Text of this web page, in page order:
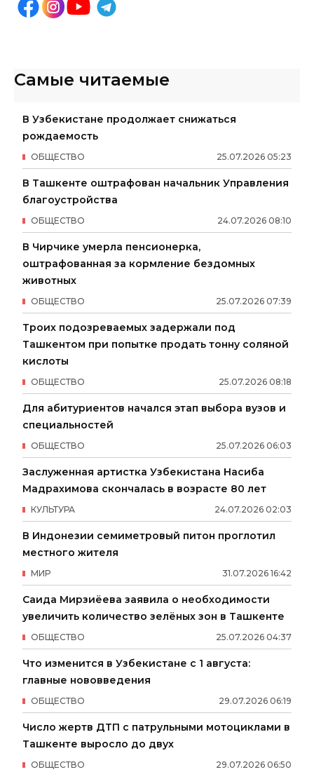
Самые читаемые
В Узбекистане продолжает снижаться
рождаемость
25.07.2026 05:23
ОБЩЕСТВО
В Ташкенте оштрафован начальник Управления
благоустройства
24.07.2026 08:10
ОБЩЕСТВО
В Чирчике умерла пенсионерка,
оштрафованная за кормление бездомных
животных
25.07.2026 07:39
ОБЩЕСТВО
Троих подозреваемых задержали под
Ташкентом при попытке продать тонну соляной
кислоты
25.07.2026 08:18
ОБЩЕСТВО
Для абитуриентов начался этап выбора вузов и
специальностей
25.07.2026 06:03
ОБЩЕСТВО
Заслуженная артистка Узбекистана Насиба
Мадрахимова скончалась в возрасте 80 лет
24.07.2026 02:03
КУЛЬТУРА
В Индонезии семиметровый питон проглотил
местного жителя
31.07.2026 16:42
МИР
Саида Мирзиёева заявила о необходимости
увеличить количество зелёных зон в Ташкенте
25.07.2026 04:37
ОБЩЕСТВО
Что изменится в Узбекистане с 1 августа:
главные нововведения
29.07.2026 06:19
ОБЩЕСТВО
Число жертв ДТП с патрульными мотоциклами в
Ташкенте выросло до двух
29.07.2026 06:50
ОБЩЕСТВО